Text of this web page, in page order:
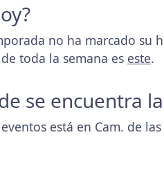
no ha marcado su
toda la semana es este.
se encuentra
está en Cam. de